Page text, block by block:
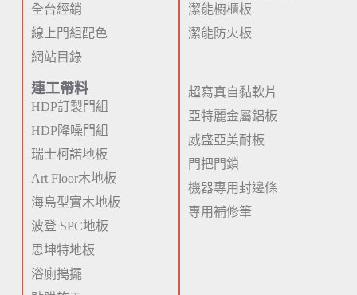
全台經銷
線上門組配色
網站目錄
潔能櫥櫃板
潔能防火板
連工帶料
HDP訂製門組
HDP降噪門組
瑞士柯諾地板
Art Floor木地板
海島型實木地板
波登 SPC地板
思坤特地板
浴廁搗擺
超寫真自黏軟片
亞特麗金屬鋁板
威盛亞美耐板
門把門鎖
機器專用封邊條
專用補修筆